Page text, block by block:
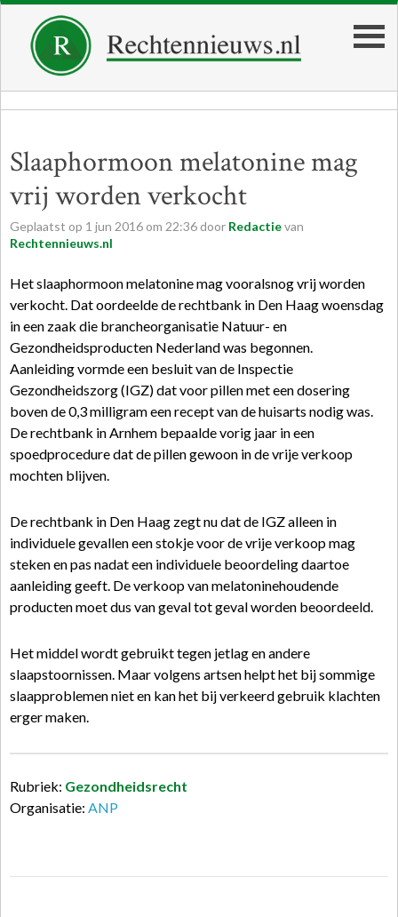
Slaaphormoon melatonine mag
vrij worden verkocht
Geplaatst op 1 jun 2016 om 22:36 door Redactievan
Rechtennieuws.nl
Het slaaphormoon melatonine mag vooralsnog vrij worden
verkocht. Dat oordeelde de rechtbank in Den Haag woensdag
in een zaak die brancheorganisatie Natuur- en
Gezondheidsproducten Nederland was begonnen.
Aanleiding vormde een besluit van de Inspectie
Gezondheidszorg (IGZ) dat voor pillen met een dosering
boven de 0,3 milligram een recept van de huisarts nodig was.
De rechtbank in Arnhem bepaalde vorig jaar in een
spoedprocedure dat de pillen gewoon in de vrije verkoop
mochten blijven.
De rechtbank in Den Haag zegt nu dat de IGZ alleen in
individuele gevallen een stokje voor de vrije verkoop mag
steken en pas nadat een individuele beoordeling daartoe
aanleiding geeft. De verkoop van melatoninehoudende
producten moet dus van geval tot geval worden beoordeeld.
Het middel wordt gebruikt tegen jetlag en andere
slaapstoornissen. Maar volgens artsen helpt het bij sommige
slaapproblemen niet en kan het bij verkeerd gebruik klachten
erger maken.
Rubriek: Gezondheidsrecht
Organisatie: ANP